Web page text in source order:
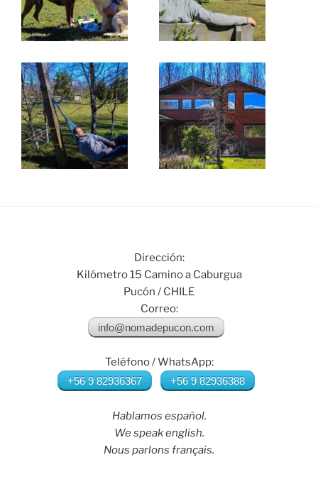
Dirección:
Kilómetro 15 Camino a Caburgua
Pucón / CHILE
Correo:
info@nomadepucon.com
Teléfono / WhatsApp:
+56 9 82936367 +56 9 82936388
Hablamos español.
We speak english.
Nous parlons français.